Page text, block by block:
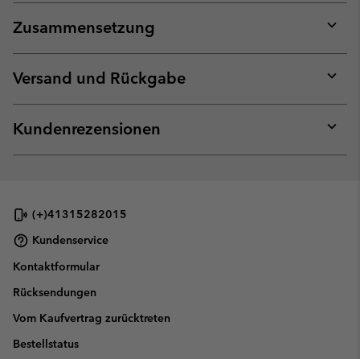
Zusammensetzung
or
Versand und Rückgabe
or
Kundenrezensionen
or
(+)41315282015
Kundenservice
Kontaktformular
Rücksendungen
Vom Kaufvertrag zurücktreten
Bestellstatus